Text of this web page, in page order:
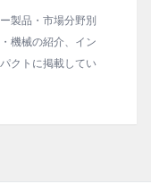
製品・市場分野別
機械の紹介、イン
クトに掲載してい